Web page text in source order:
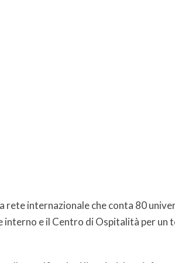
rete internazionale che conta 80
interno e il Centro di Ospitalità per un